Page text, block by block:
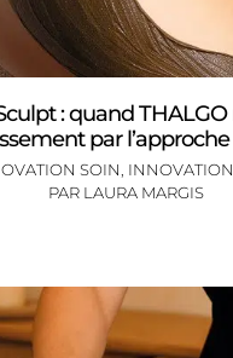
: quand THALGO
par
SOIN
PAR LAURA MARGIS